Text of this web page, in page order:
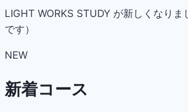
LIGHT WORKS STUDY が新しくなり
です）
NEW
新着コース